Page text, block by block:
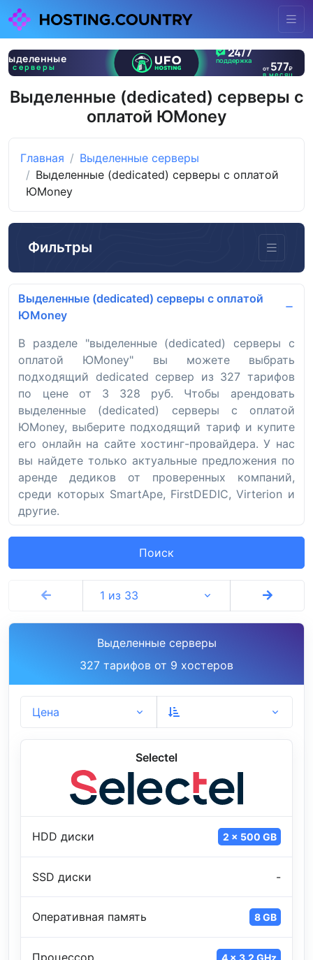
Выделенные (dedicated) серверы с
оплатой ЮMoney
Главная
Выделенные серверы
Выделенные (dedicated) серверы с оплатой
ЮMoney
Фильтры
Выделенные (dedicated) серверы с оплатой
ЮMoney
В разделе "выделенные (dedicated) серверы с
оплатой ЮMoney" вы можете выбрать
подходящий dedicated сервер из 327 тарифов
по цене от 3 328 руб. Чтобы арендовать
выделенные (dedicated) серверы с оплатой
ЮMoney, выберите подходящий тариф и купите
его онлайн на сайте хостинг-провайдера. У нас
вы найдете только актуальные предложения по
аренде дедиков от проверенных компаний,
среди которых SmartApe, FirstDEDIC, Virterion и
другие.
Поиск
1 из 33
Выделенные серверы
327 тарифов от 9 хостеров
Цена
Selectel
HDD диски 2 x 500 GB
SSD диски -
Оперативная память 8 GB
4 x 3.2 GHz